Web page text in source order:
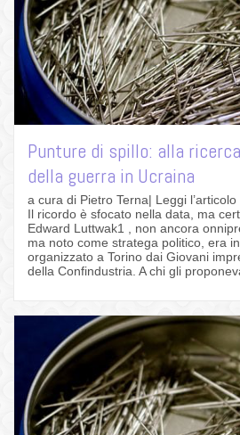
Punture di spillo: alla
della guerra in Ucraina
a cura di Pietro Terna| Leggi
Il ricordo è sfocato nella data, ma
Edward Luttwak1 , non ancora
ma noto come stratega politico, era
organizzato a Torino dai Giovani
della Confindustria. A chi gli